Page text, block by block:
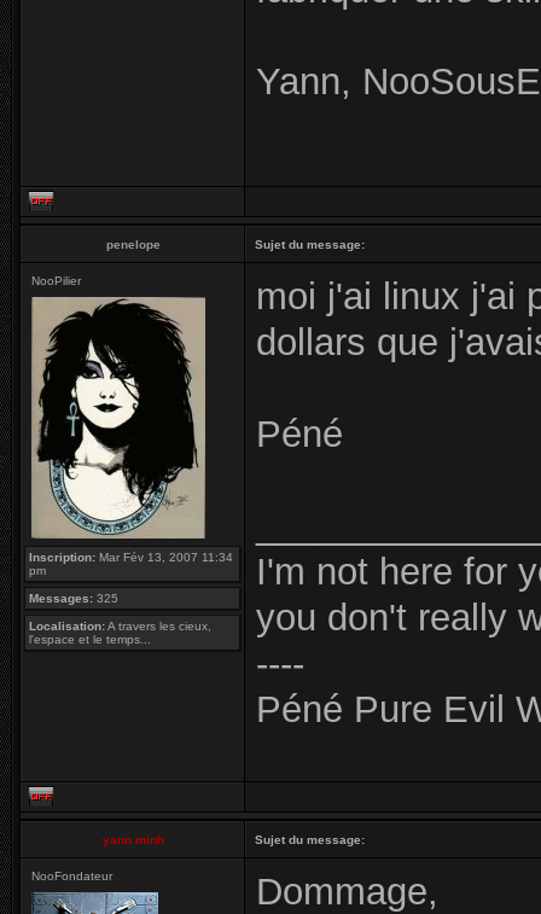
Yann,
penelope Sujet du message:
NooPilier
Inscription: Mar Fév 13, 2007 11:34
pm
Messages: 325
Localisation:A travers les cieux,
l'espace et le temps...
moi j'ai linux j'ai
dollars que
Péné
I'm not here for
you don't really
----
Péné Pure Evil
yann.minh Sujet du message:
NooFondateur Dommage,